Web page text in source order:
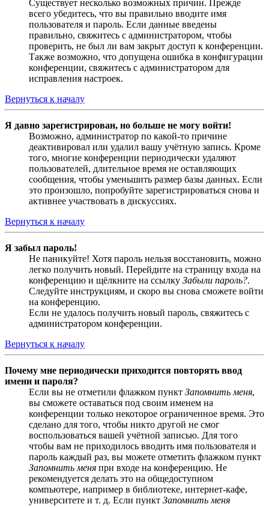
Существует несколько возможных причин. Прежде
всего убедитесь, что вы правильно вводите имя
пользователя и пароль. Если данные введены
правильно, свяжитесь с администратором, чтобы
проверить, не был ли вам закрыт доступ к конференции.
Также возможно, что допущена ошибка в конфигурации
конференции, свяжитесь с администратором для
исправления настроек.
Вернуться к началу
Я давно зарегистрирован, но больше не могу войти!
Возможно, администратор по какой-то причине
деактивировал или удалил вашу учётную запись. Кроме
того, многие конференции периодически удаляют
пользователей, длительное время не оставляющих
сообщения, чтобы уменьшить размер базы данных. Если
это произошло, попробуйте зарегистрироваться снова и
активнее участвовать в дискуссиях.
Вернуться к началу
Я забыл пароль!
Не паникуйте! Хотя пароль нельзя восстановить, можно
легко получить новый. Перейдите на страницу входа на
конференцию и щёлкните на ссылку Забыли пароль?.
Следуйте инструкциям, и скоро вы снова сможете войти
на конференцию.
Если не удалось получить новый пароль, свяжитесь с
администратором конференции.
Вернуться к началу
Почему мне периодически приходится повторять ввод
имени и пароля?
Если вы не отметили флажком пункт Запомнить меня,
вы сможете оставаться под своим именем на
конференции только некоторое ограниченное время. Это
сделано для того, чтобы никто другой не смог
воспользоваться вашей учётной записью. Для того
чтобы вам не приходилось вводить имя пользователя и
пароль каждый раз, вы можете отметить флажком пункт
Запомнить меня при входе на конференцию. Не
рекомендуется делать это на общедоступном
компьютере, например в библиотеке, интернет-кафе,
университете и т. д. Если пункт Запомнить меня